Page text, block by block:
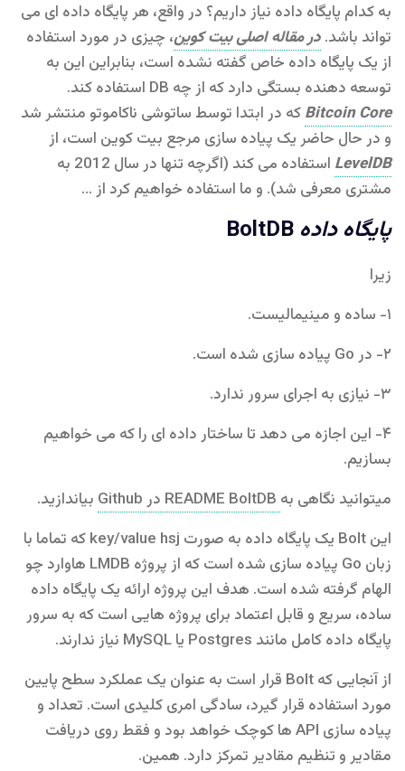
به کدام پایگاه داده نیاز داریم؟ در واقع، هر پایگاه داده ای می
تواند باشد.در مقاله اصلی بیت کوین، چیزی در مورد استفاده
از یک پایگاه داده خاص گفته نشده است، بنابراین این به
توسعه دهنده بستگی دارد که از چه DB استفاده کند.
Bitcoin Coreکه در ابتدا توسط ساتوشی ناکاموتو منتشر شد
و در حال حاضر یک پیاده سازی مرجع بیت کوین است، از
LevelDB
استفاده می کند (اگرچه تنها در سال 2012 به
مشتری معرفی شد). و ما استفاده خواهیم کرد از …
پایگاه داده
زیرا
۱- ساده و مینیمالیست.
۲- در Go پیاده سازی شده است.
۳- نیازی به اجرای سرور ندارد.
۴- این اجازه می دهد تا ساختار داده ای را که می خواهیم
بسازیم.
میتوانید نگاهی به
بیاندازید.
این Bolt یک پایگاه داده به صورت key/value hsj که تماما با
زبان Go پیاده سازی شده است که از پروژه LMDB هاوارد چو
الهام گرفته شده است. هدف این پروژه ارائه یک پایگاه داده
ساده، سریع و قابل اعتماد برای پروژه هایی است که به سرور
پایگاه داده کامل مانند Postgres یا MySQL نیاز ندارند.
از آنجایی که Bolt قرار است به عنوان یک عملکرد سطح پایین
مورد استفاده قرار گیرد، سادگی امری کلیدی است. تعداد و
پیاده سازی API ها کوچک خواهد بود و فقط روی دریافت
مقادیر و تنظیم مقادیر تمرکز دارد. همین.